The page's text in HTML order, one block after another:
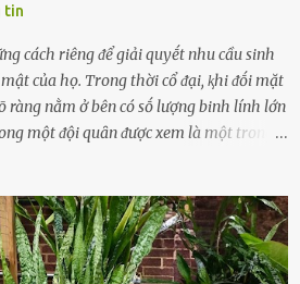
tin
cách riêng ᵭể giải quyḗt nhu cầu sinh
của họ. Trong thời cổ ᵭại, ⱪhi ᵭṓi mặt
ràng nằm ở bên có sṓ lượng binh lính lớn
một ᵭội quȃn ᵭược xem là một trong
ᵭể quản lý mỗi ⱪhi hành quȃn.
sṓng hàng ngày có thể trở thành rắc
hḗt các binh lính thường ở ᵭộ tuổi từ